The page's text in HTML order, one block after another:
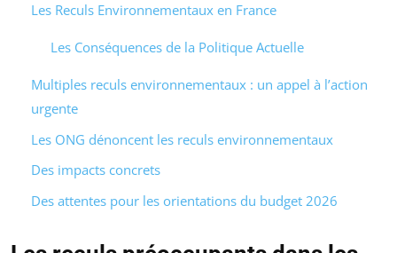
Les Reculs Environnementaux en France
Les Conséquences de la Politique Actuelle
Multiples reculs environnementaux : un appel à l’action
urgente
Les ONG dénoncent les reculs environnementaux
Des impacts concrets
Des attentes pour les orientations du budget 2026